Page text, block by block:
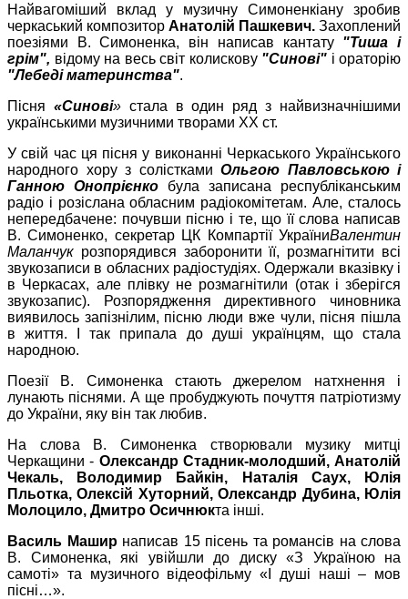
Найвагоміший вклад у музичну Симоненкіану зробив
черкаський композитор Анатолій Пашкевич. Захоплений
поезіями В. Симоненка, він написав кантату "Тиша і
грім", відому на весь світ колискову "Синові" і ораторію
"Лебеді материнства".
Пісня «Синові» стала в один рядз найвизначнішими
українськими музичними творами XX ст.
У свій час ця пісня у виконанні Черкаського Українського
народного хору з солістками Ольгою Павловською і
Ганною Онопрієнко була записана республіканським
радіо і розіслана обласним радіокомітетам. Але, сталось
непередбачене: почувши пісню і те, що її слова написав
В. Симоненко, секретар ЦК Компартії УкраїниВалентин
Маланчук розпорядився заборонити її, розмагнітити всі
звукозаписи в обласних радіостудіях. Одержали вказівку і
в Черкасах, але плівку не розмагнітили (отак і зберігся
звукозапис). Розпорядження директивного чиновника
виявилось запізнілим, пісню люди вже чули, пісня пішла
в життя. І так припала до душі українцям, що стала
народною.
Поезії В. Симоненка стають джерелом натхнення і
лунають піснями. А ще пробуджують почуття патріотизму
до України, яку він так любив.
На слова В. Симоненка створювали музику митці
Черкащини - Олександр Стадник-молодший, Анатолій
Чекаль, Володимир Байкін, Наталія Саух, Юлія
Пльотка, Олексій Хуторний, Олександр Дубина, Юлія
Молоцило, Дмитро Осичнюкта інші.
Василь Машир написав 15 пісень та романсів на слова
В. Симоненка, які увійшли до диску «З Україною на
самоті» та музичного відеофільму «І душі наші – мов
пісні…».